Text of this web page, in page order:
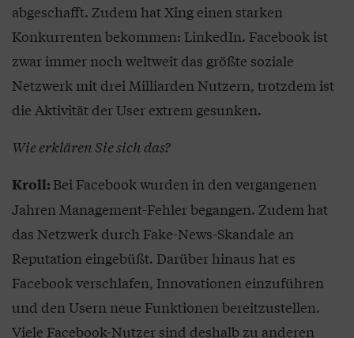
abgeschafft. Zudem hat Xing einen starken
Konkurrenten bekommen: LinkedIn. Facebook ist
zwar immer noch weltweit das größte soziale
Netzwerk mit drei Milliarden Nutzern, trotzdem ist
die Aktivität der User extrem gesunken.
Wie erklären Sie sich das?
Kroll:Bei Facebook wurden in den vergangenen
Jahren Management-Fehler begangen. Zudem hat
das Netzwerk durch Fake-News-Skandale an
Reputation eingebüßt. Darüber hinaus hat es
Facebook verschlafen, Innovationen einzuführen
und den Usern neue Funktionen bereitzustellen.
Viele Facebook-Nutzer sind deshalb zu anderen